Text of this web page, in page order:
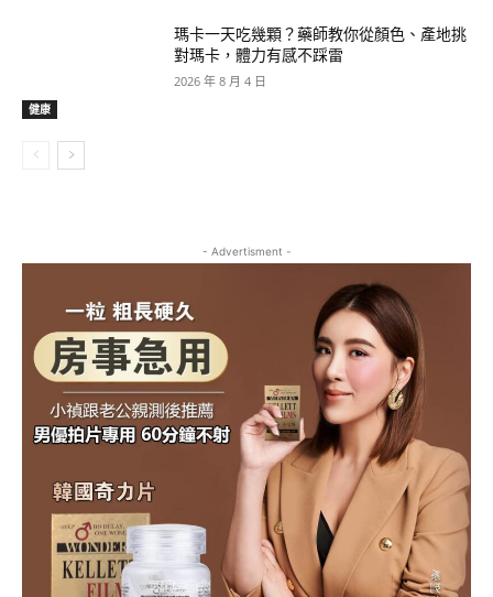
健康
瑪卡一天吃幾顆？藥師教你從顏色、產地挑
對瑪卡，體力有感不踩雷
2026 年 8 月 4 日
- Advertisment -